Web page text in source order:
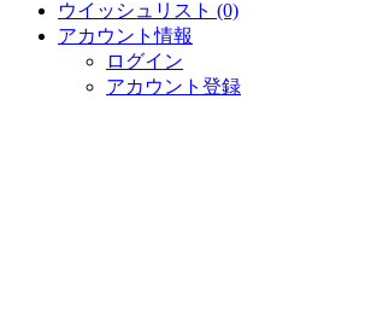
ウイッシュリスト (0)
アカウント情報
ログイン
アカウント登録